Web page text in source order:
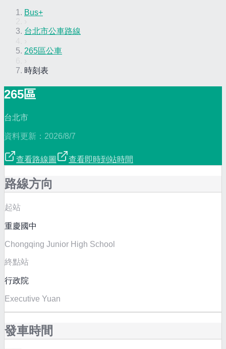
Bus+
台北市公車路線
265區公車
時刻表
265區
台北市
資料更新： 2026/8/7
查看路線圖 查看即時到站時間
路線方向
起站
重慶國中
Chongqing Junior High School
終點站
行政院
Executive Yuan
發車時間